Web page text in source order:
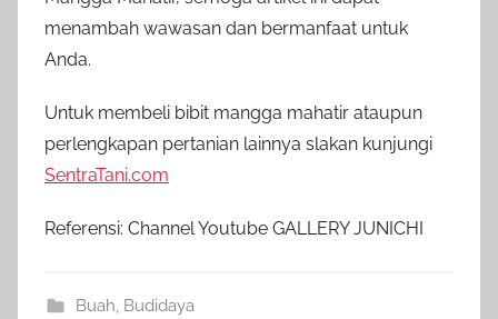
menambah wawasan dan bermanfaat untuk
Anda.
Untuk membeli bibit mangga mahatir ataupun
perlengkapan pertanian lainnya slakan kunjungi
SentraTani.com
Referensi: Channel Youtube GALLERY JUNICHI
Buah, Budidaya